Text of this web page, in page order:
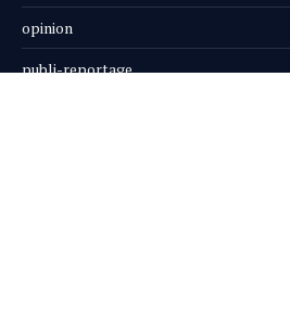
opinion
publi-reportage